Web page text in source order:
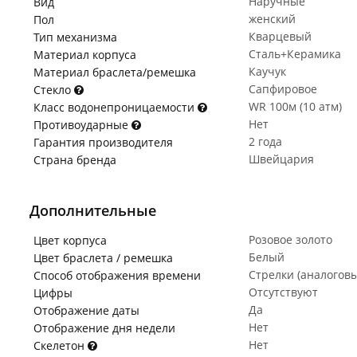
Пол
женский
Тип механизма
Кварцевый
Материал корпуса
Сталь+Керамика
Материал браслета/ремешка
Каучук
Стекло
Сапфировое
Класс водонепроницаемости
WR 100м (10 атм)
Противоударные
Нет
Гарантия производителя
2 года
Страна бренда
Швейцария
Дополнительные
Цвет корпуса
Розовое золото
Цвет браслета / ремешка
Белый
Способ отображения времени
Стрелки
Цифры
Отсутствуют
Отображение даты
Да
Отображение дня недели
Нет
Скелетон
Нет